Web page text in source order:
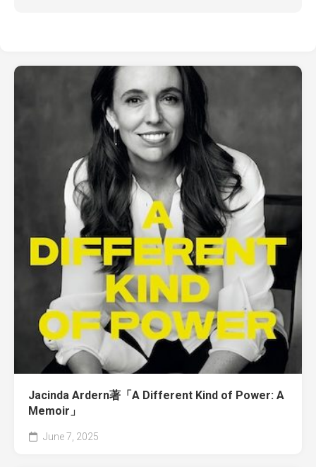
Jacinda Ardern著「A Different Kind of Power: A
Memoir」
June 7, 2025